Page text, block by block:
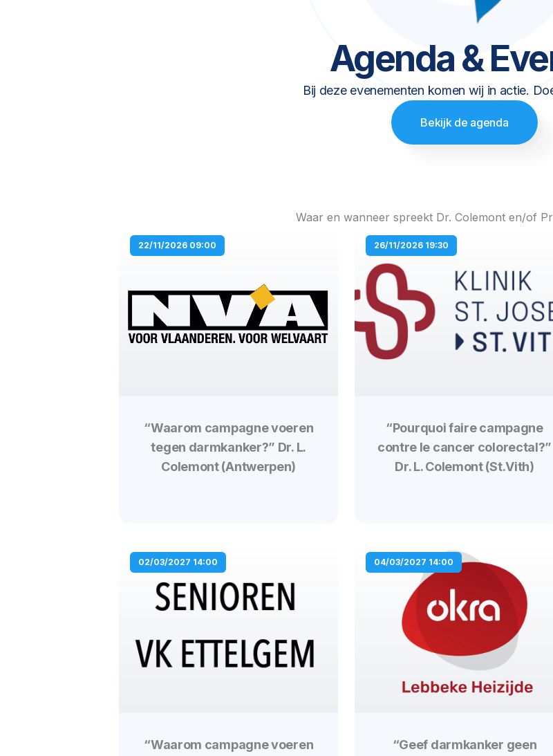
Agenda &
Bij deze evenementen komen wij in actie.
Bekijk de agenda
Waar en wanneer spreekt Dr. Colemont en/of
“Waarom campagne voeren
tegen darmkanker?” Dr. L.
Colemont (Antwerpen)
22/11/2026 09:00
“Pourquoi faire campagne
contre le cancer colorectal?”
Dr. L. Colemont (St.Vith)
26/11/2026 19:30
“Waarom campagne voeren
02/03/2027 14:00
“Geef darmkanker geen
04/03/2027 14:00
P
a
P
a
g
e
g
e
g
e